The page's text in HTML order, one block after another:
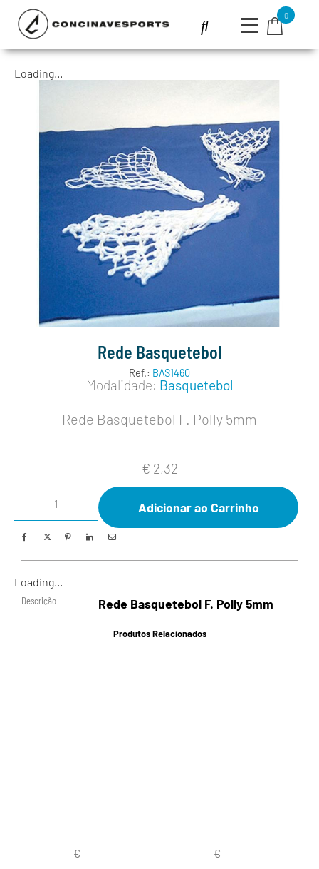
0
Loading...
Rede Basquetebol
Ref.: BAS1460
Modalidade: Basquetebol
Rede Basquetebol F. Polly 5mm
€ 2,32
Adicionar ao Carrinho
Loading...
Descrição Rede Basquetebol F. Polly 5mm
Produtos Relacionados